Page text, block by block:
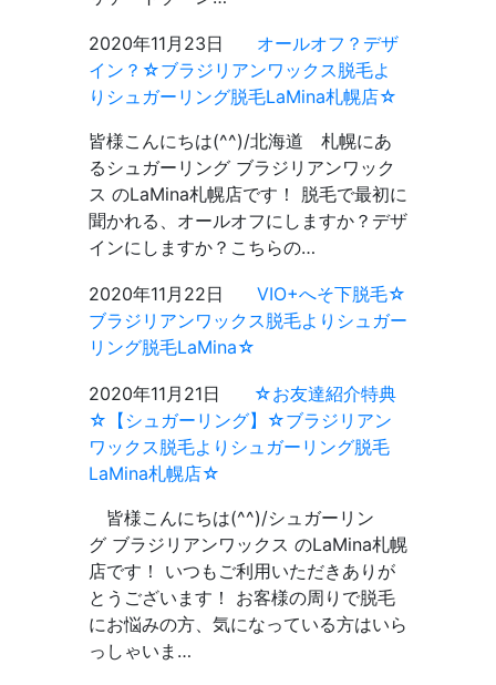
2020年11月23日
オールオフ？デザ
イン？☆ブラジリアンワックス脱毛よ
りシュガーリング脱毛LaMina札幌店☆
皆様こんにちは(^^)/北海道 札幌にあ
るシュガーリング ブラジリアンワック
ス のLaMina札幌店です！ 脱毛で最初に
聞かれる、オールオフにしますか？デザ
インにしますか？こちらの…
2020年11月22日
VIO+へそ下脱毛☆
ブラジリアンワックス脱毛よりシュガー
リング脱毛LaMina☆
2020年11月21日
☆お友達紹介特典
☆【シュガーリング】☆ブラジリアン
ワックス脱毛よりシュガーリング脱毛
LaMina札幌店☆
皆様こんにちは(^^)/シュガーリン
グ ブラジリアンワックス のLaMina札幌
店です！ いつもご利用いただきありが
とうございます！ お客様の周りで脱毛
にお悩みの方、気になっている方はいら
っしゃいま…